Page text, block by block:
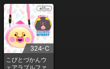
324-C
こびとづかんウ
ェアラブルファ